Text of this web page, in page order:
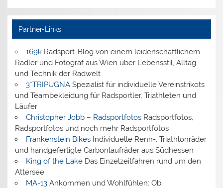
Partner-Links
169kRadsport-Blog von einem leidenschaftlichem
Radler und Fotograf aus Wien über Lebensstil, Alltag
und Technik der Radwelt
3*TRIPUGNASpezialist für individuelle Vereinstrikots
und Teambekleidung für Radsportler, Triathleten und
Läufer
Christopher Jobb – RadsportfotosRadsportfotos,
Radsportfotos und noch mehr Radsportfotos
Frankenstein BikesIndividuelle Renn-, Triathlonräder
und handgefertigte Carbonlaufräder aus Südhessen
King of the LakeDas Einzelzeitfahren rund um den
Attersee
MA-13Ankommen und Wohlfühlen: Ob